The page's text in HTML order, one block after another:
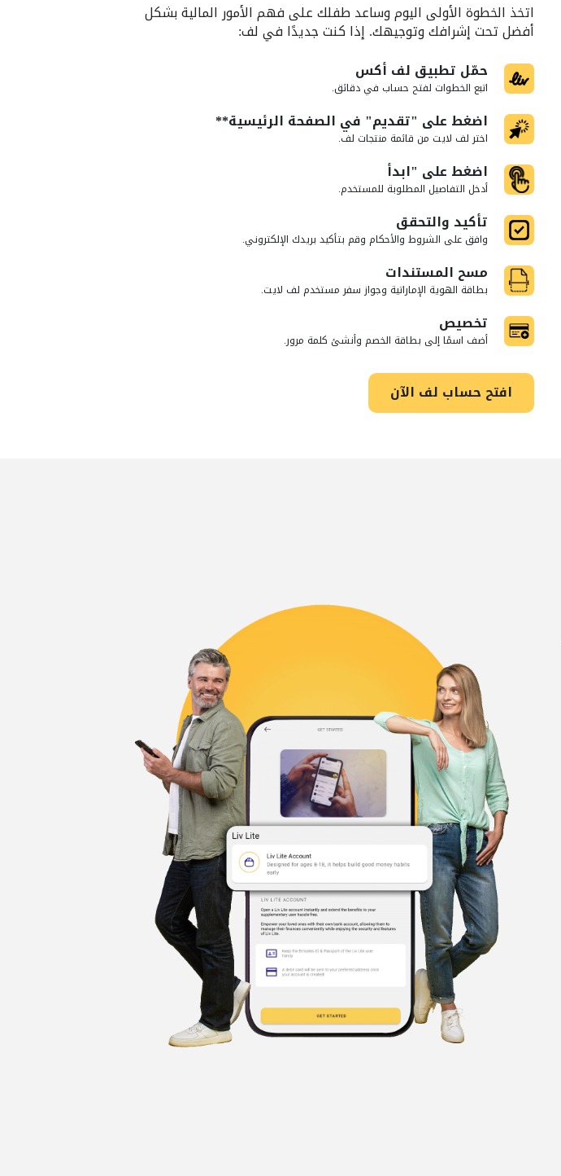
اتخذ الخطوة الأولى اليوم وساعد طفلك على فهم الأمور المالية بشكل
أفضل تحت إشرافك وتوجيهك. إذا كنت جديدًا في لف:
حمّل تطبيق لف أكس
اتبع الخطوات لفتح حساب في دقائق.
اضغط على "تقديم" في الصفحة الرئيسية**
اختر لف لايت من قائمة منتجات لف.
اضغط على "ابدأ
أدخل التفاصيل المطلوبة للمستخدم.
تأكيد والتحقق
وافق على الشروط والأحكام وقم بتأكيد بريدك الإلكتروني.
مسح المستندات
بطاقة الهوية الإماراتية وجواز سفر مستخدم لف لايت.
تخصيص
أضف اسمًا إلى بطاقة الخصم وأنشئ كلمة مرور.
افتح حساب لف الآن